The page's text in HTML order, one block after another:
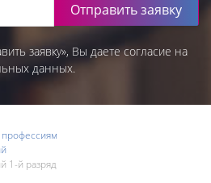
Отправить заявку
заявку», Вы даете согласие на
данных.
1-й разряд